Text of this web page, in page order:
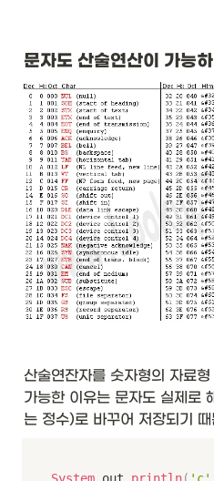
문자도 산술연산이 가능
산술연잔자를 숫자형의 자료
가능한 이유는 문자도 실제로
는 정수)로 바꾸어 저장되기 때